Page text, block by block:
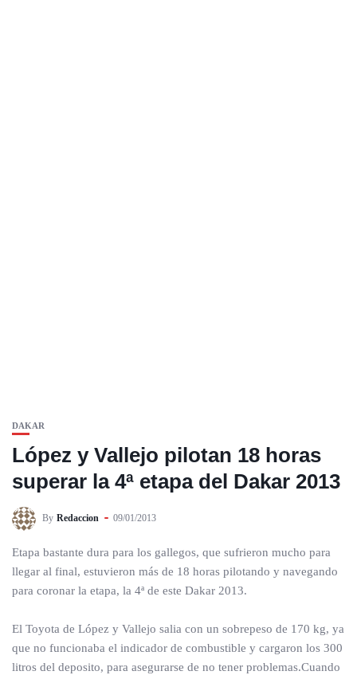
DAKAR
López y Vallejo pilotan 18 horas
superar la 4ª etapa del Dakar 2013
By Redaccion 09/01/2013
Etapa bastante dura para los gallegos, que sufrieron mucho para
llegar al final, estuvieron más de 18 horas pilotando y navegando
para coronar la etapa, la 4ª de este Dakar 2013.
El Toyota de López y Vallejo salia con un sobrepeso de 170 kg, ya
que no funcionaba el indicador de combustible y cargaron los 300
litros del deposito, para asegurarse de no tener problemas.Cuando